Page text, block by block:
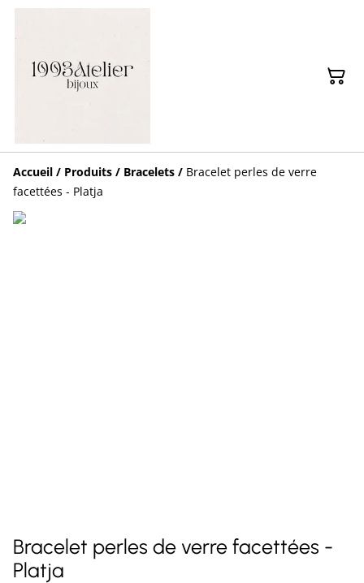
Accueil / Produits / Bracelets / Bracelet perles de verre
facettées - Platja
Bracelet perles de verre facettées -
Platja